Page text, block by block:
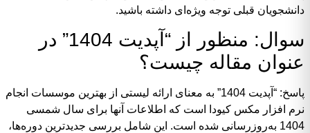
دانشجویان قبلی توجه ویژه‌ای داشته باشید.
سوال: منظور از “آپدیت 1404” در
عنوان مقاله چیست؟
پاسخ: “آپدیت 1404” به معنای ارائه لیستی از بهترین موسسات انجام
نرم افزار مکس کیودا است که اطلاعات آنها برای سال شمسی
1404 به‌روزرسانی شده است. این شامل بررسی جدیدترین دوره‌ها،